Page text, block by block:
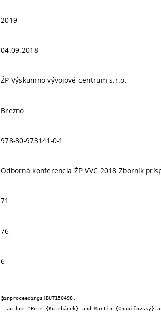
2019
04.09.2018
ŽP Výskumno-vývojové centrum s.r.o.
Brezno
978-80-973141-0-1
Odborná konferencia ŽP VVC 2018 Zborník
71
76
6
@inproceedings{BUT150498,